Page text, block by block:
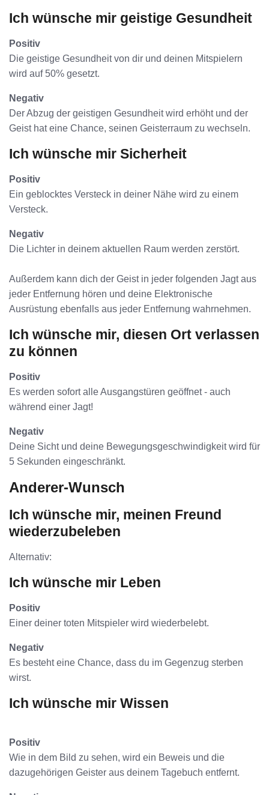
Ich wünsche mir geistige Gesundheit
Positiv
Die geistige Gesundheit von dir und deinen Mitspielern
wird auf 50% gesetzt.
Negativ
Der Abzug der geistigen Gesundheit wird erhöht und der
Geist hat eine Chance, seinen Geisterraum zu wechseln.
Ich wünsche mir Sicherheit
Positiv
Ein geblocktes Versteck in deiner Nähe wird zu einem
Versteck.
Negativ
Die Lichter in deinem aktuellen Raum werden zerstört.
Außerdem kann dich der Geist in jeder folgenden Jagt aus
jeder Entfernung hören und deine Elektronische
Ausrüstung ebenfalls aus jeder Entfernung wahrnehmen.
Ich wünsche mir, diesen Ort verlassen
zu können
Positiv
Es werden sofort alle Ausgangstüren geöffnet - auch
während einer Jagt!
Negativ
Deine Sicht und deine Bewegungsgeschwindigkeit wird für
5 Sekunden eingeschränkt.
Anderer-Wunsch
Ich wünsche mir, meinen Freund
wiederzubeleben
Alternativ:
Ich wünsche mir Leben
Positiv
Einer deiner toten Mitspieler wird wiederbelebt.
Negativ
Es besteht eine Chance, dass du im Gegenzug sterben
wirst.
Ich wünsche mir Wissen
Positiv
Wie in dem Bild zu sehen, wird ein Beweis und die
dazugehörigen Geister aus deinem Tagebuch entfernt.